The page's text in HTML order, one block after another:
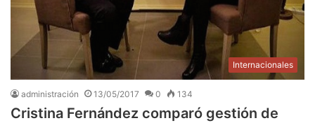
Internacionales
administración 13/05/2017 0 134
Cristina Fernández comparó gestión de